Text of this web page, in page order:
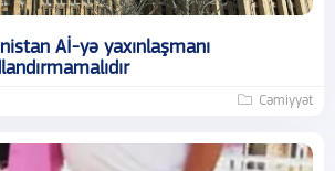
Aİ-yə yaxınlaşmanı
Cəmiyyət